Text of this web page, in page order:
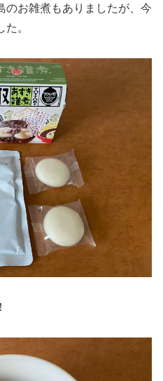
のお雑煮もありましたが、今
。